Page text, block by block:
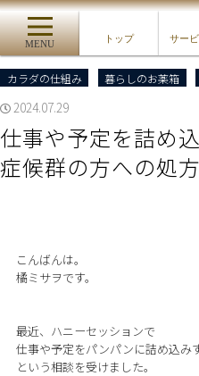
MENU
トップ サー
カラダの仕組み 暮らしのお薬箱
2024.07.29
仕事や予定を詰め
症候群の方への処
こんばんは。
橘ミサヲです。
最近、ハニーセッションで
仕事や予定をパンパンに詰め込み
という相談を受けました。